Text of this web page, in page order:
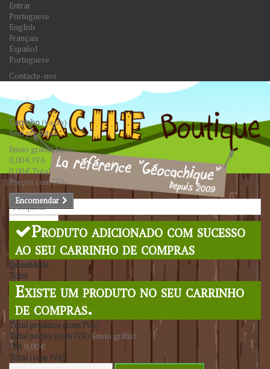
Entrar
Portuguese
English
Français
Español
Portuguese
Contacte-nos
Pesquisar
Carrinho(vazio)
Sem produtos
Envio grátis!Envio
0,00 € IVA
0,00 €Total
Preços com IVA
Encomendar
Produto adicionado com sucesso
ao seu carrinho de compras
Quantidade
Total
Existe um produto no seu carrinho
de compras.
Total produtos (com IVA)
Total portes (com IVA) Envio grátis!
IVA 0,00 €
Total (com IVA)